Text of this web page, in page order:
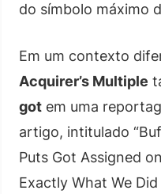
do símbolo máximo
Em um contexto
Acquirer’s Multiple
got em uma
artigo, intitulado
Puts Got Assigned
Exactly What We